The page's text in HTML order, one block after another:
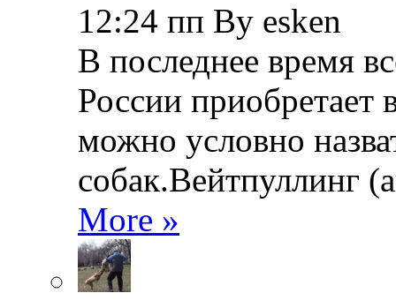
12:24 пп By esken
В последнее время
России приобретает
можно условно
собак.Вейтпуллинг
More »